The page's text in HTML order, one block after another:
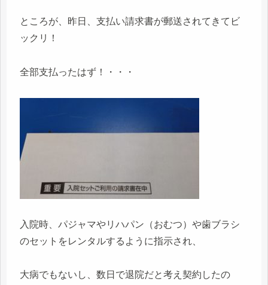
ところが、昨日、支払い請求書が郵送されてきてビ
ックリ！
全部支払ったはず！・・・
入院時、パジャマやリハパン（おむつ）や歯ブラシ
のセットをレンタルするように指示され、
大病でもないし、数日で退院だと考え契約したの